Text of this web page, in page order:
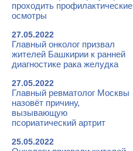
проходить профилактические
осмотры
27.05.2022
Главный онколог призвал
жителей Башкирии к ранней
диагностике рака желудка
27.05.2022
Главный ревматолог Москвы
назовёт причину,
вызывающую
псориатический артрит
25.05.2022